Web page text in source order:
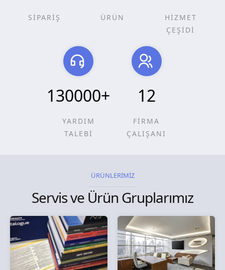
SİPARİŞ ÜRÜN
HİZMET
ÇEŞİDİ
130000+
YARDIM
TALEBİ
12
FİRMA
ÇALIŞANI
ÜRÜNLERİMİZ
Servis ve Ürün Gruplarımız